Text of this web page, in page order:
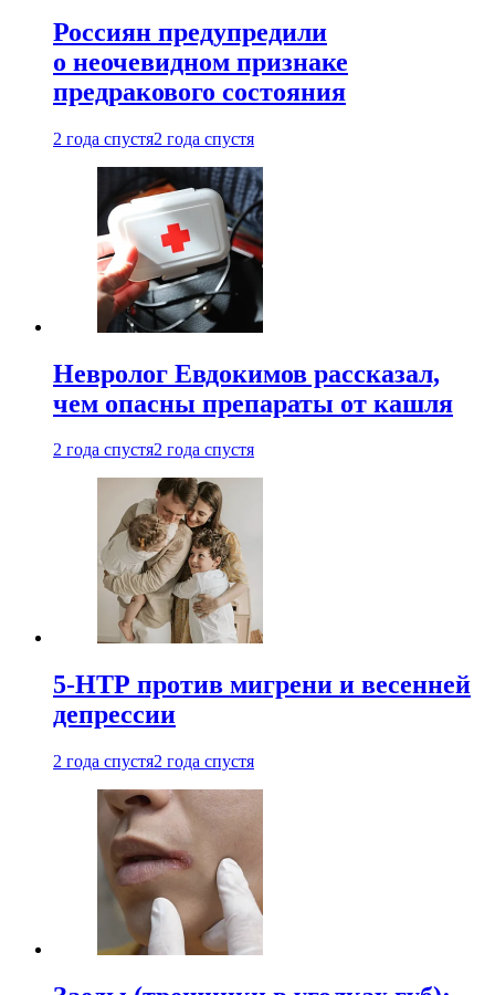
Россиян предупредили
о неочевидном признаке
предракового состояния
2 года спустя2 года спустя
Невролог Евдокимов рассказал,
чем опасны препараты от кашля
2 года спустя2 года спустя
5-НТР против мигрени и весенней
депрессии
2 года спустя2 года спустя